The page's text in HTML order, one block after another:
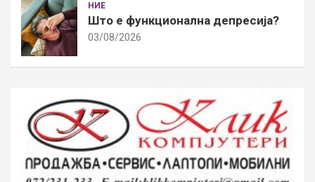
НИЕ
Што е функционална депресија?
03/08/2026